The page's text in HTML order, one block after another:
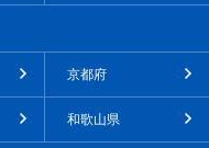
京都府
和歌山県